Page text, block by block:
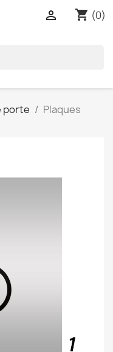
shopping_cart (0)

porte
Plaques